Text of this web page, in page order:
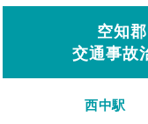
空知
交通事故
西中駅